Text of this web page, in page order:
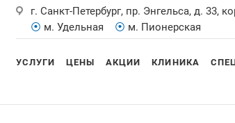
г. Санкт-Петербург, пр. Энгельса, д. 33,
⦿ м. Удельная ⦿ м. Пионерская
УСЛУГИ ЦЕНЫ АКЦИИ КЛИНИКА